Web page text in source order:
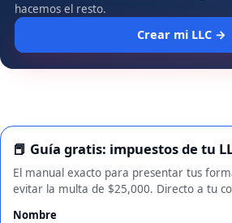
hacemos el resto.
Crear mi LLC →
📕 Guía gratis: impuestos de tu
El manual exacto para presentar tus
evitar la multa de $25,000. Directo a tu
Nombre